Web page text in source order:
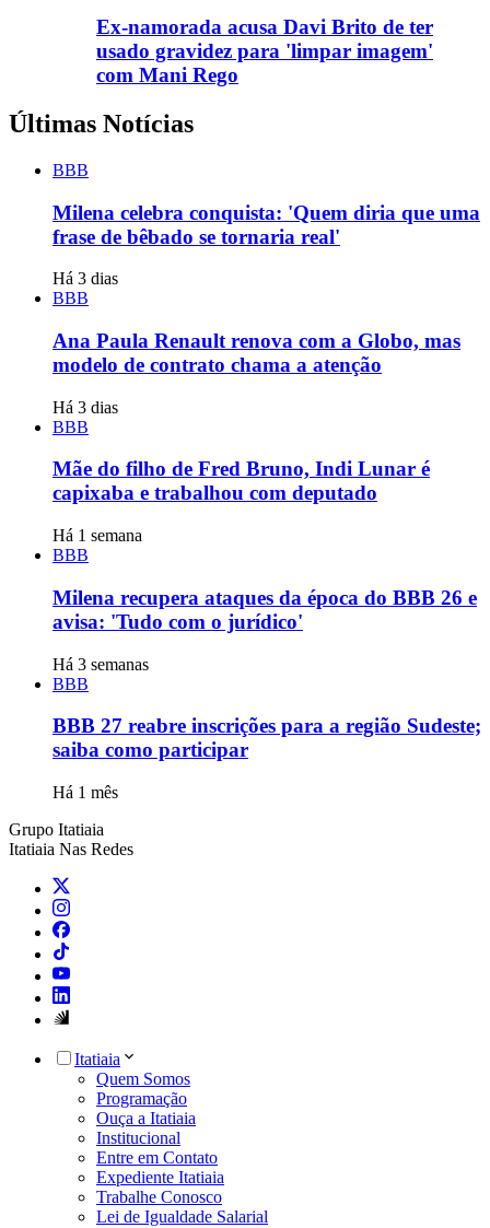
Ex-namorada acusa Davi Brito de ter
usado gravidez para 'limpar imagem'
com Mani Rego
Últimas Notícias
BBB
Milena celebra conquista: 'Quem diria que uma
frase de bêbado se tornaria real'
Há 3 dias
BBB
Ana Paula Renault renova com a Globo, mas
modelo de contrato chama a atenção
Há 3 dias
BBB
Mãe do filho de Fred Bruno, Indi Lunar é
capixaba e trabalhou com deputado
Há 1 semana
BBB
Milena recupera ataques da época do BBB 26 e
avisa: 'Tudo com o jurídico'
Há 3 semanas
BBB
BBB 27 reabre inscrições para a região Sudeste;
saiba como participar
Há 1 mês
Grupo Itatiaia
Itatiaia Nas Redes
Itatiaia
Quem Somos
Programação
Ouça a Itatiaia
Institucional
Entre em Contato
Expediente Itatiaia
Trabalhe Conosco
Lei de Igualdade Salarial